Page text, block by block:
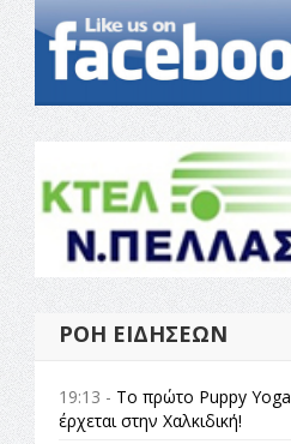
ΡΟΉ ΕΙΔΉΣΕΩΝ
19:13 - Το πρώτο Puppy Yoga
έρχεται στην Χαλκιδική!